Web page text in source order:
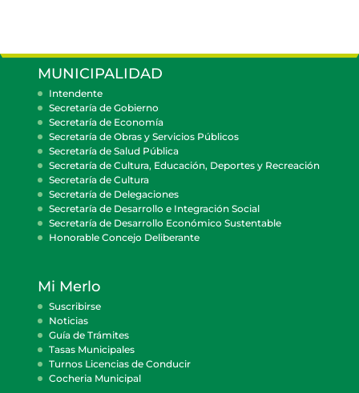
MUNICIPALIDAD
Intendente
Secretaría de Gobierno
Secretaría de Economía
Secretaría de Obras y Servicios Públicos
Secretaría de Salud Pública
Secretaría de Cultura, Educación, Deportes y Recreación
Secretaría de Cultura
Secretaría de Delegaciones
Secretaría de Desarrollo e Integración Social
Secretaría de Desarrollo Económico Sustentable
Honorable Concejo Deliberante
Mi Merlo
Suscribirse
Noticias
Guía de Trámites
Tasas Municipales
Turnos Licencias de Conducir
Cocheria Municipal